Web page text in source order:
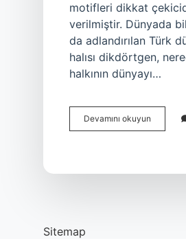
motifleri dikkat
verilmiştir. Dünyada
da adlandırılan Türk
halısı dikdörtgen,
halkının dünyayı…
Devamını okuyun
Sitemap